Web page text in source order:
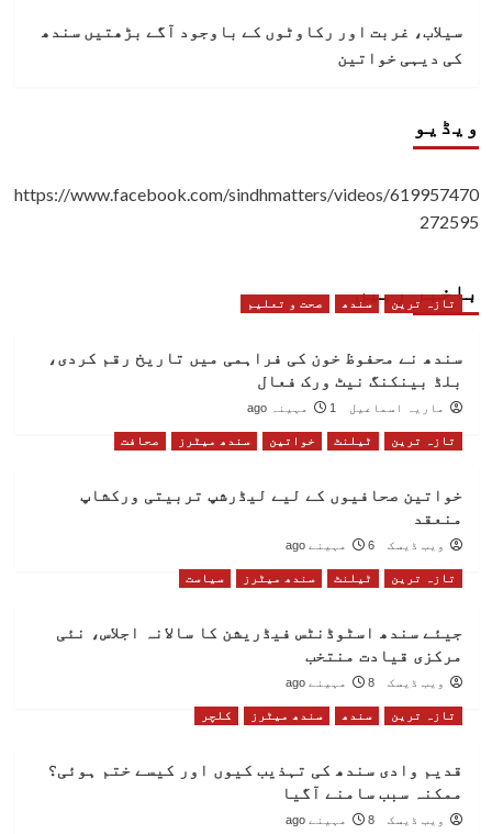
سیلاب، غربت اور رکاوٹوں کے باوجود آگے بڑھتیں سندھ
کی دیہی خواتین
ویڈیو
https://www.facebook.com/sindhmatters/videos/619957470
272595
باخبر رہیں
تازہ ترین سندھ صحت و تعلیم
سندھ نے محفوظ خون کی فراہمی میں تاریخ رقم کردی،
بلڈ بینکنگ نیٹ ورک فعال
ماریہ اسماعیل 1 مہینہ ago
تازہ ترین ٹیلنٹ خواتین سندھ میٹرز صحافت
خواتین صحافیوں کے لیے لیڈرشپ تربیتی ورکشاپ
منعقد
ویب ڈیسک 6 مہینے ago
تازہ ترین ٹیلنٹ سندھ میٹرز سیاست
جیئے سندھ اسٹوڈنٹس فیڈریشن کا سالانہ اجلاس، نئی
مرکزی قیادت منتخب
ویب ڈیسک 8 مہینے ago
تازہ ترین سندھ سندھ میٹرز کلچر
قدیم وادی سندھ کی تہذیب کیوں اور کیسے ختم ہوئی؟
ممکنہ سبب سامنے آگیا
ویب ڈیسک 8 مہینے ago